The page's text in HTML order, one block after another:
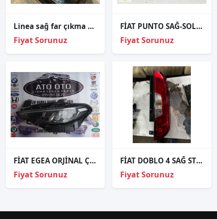
Linea sağ far çıkma orjinal
Fiyat Sorunuz
FİAT PUNTO SAĞ-SOL SİS FARI ORJİNAL
Fiyat Sorunuz
FİAT EGEA ORJİNAL ÇIKMA SOL FAR
Fiyat Sorunuz
FİAT DOBLO 4 SAĞ STOP 51974249
Fiyat Sorunuz